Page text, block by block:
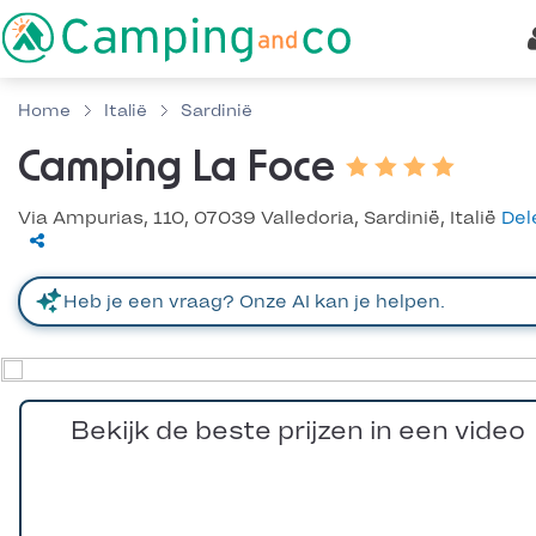
Home Italië Sardinië
Camping La Foce
Via Ampurias, 110, 07039 Valledoria, Sardinië, Italië
Bekijk de beste prijzen in een video